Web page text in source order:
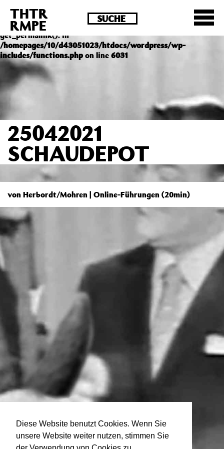
Diese Website benutzt Cookies. Wenn Sie
unsere Website weiter nutzen, stimmen Sie
Deprecated : Die Funktion post_permalink ist seit
Version 4.4.0 veraltet! Verwende stattdessen
get_permalink(). in
/homepages/10/d43051023/htdocs/wordpress/wp-
includes/functions.phpon line 6031
THTR
RMPE
25042021
SCHAUDEPOT
von Herbordt/Mohren | Online-Führungen (20min)